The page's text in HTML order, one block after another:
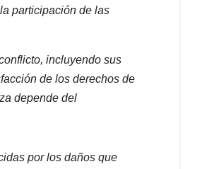
participación de las
incluyendo sus
de los derechos de
depende del
por los daños que